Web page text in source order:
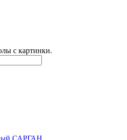
с картинки.